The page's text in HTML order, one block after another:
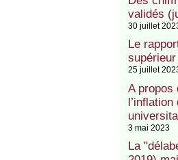
validés
30 juillet
Le
25 juillet
A propos
3 mai 2023
La